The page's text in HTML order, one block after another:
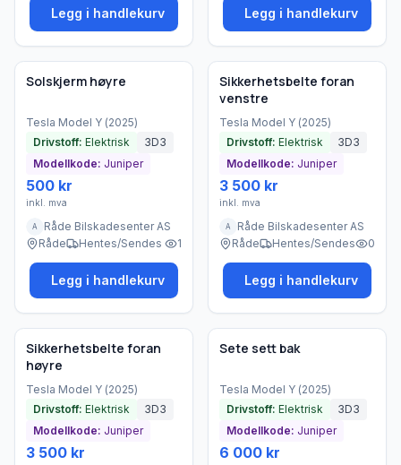
Legg i handlekurv Legg i handlekurv
Brukt - som ny
Bedrift
Solskjerm høyre
Tesla Model Y (2025)
Drivstoff: Elektrisk
3D3
Modellkode: Juniper
500 kr
inkl. mva
A
Råde Bilskadesenter AS
Råde
Hentes/Sendes 1
Legg i handlekurv
Brukt - som ny
Bedrift
Sikkerhetsbelte foran
venstre
Tesla Model Y (2025)
Drivstoff: Elektrisk
3D3
Modellkode: Juniper
3 500 kr
inkl. mva
A
Råde Bilskadesenter AS
Råde
Hentes/Sendes 0
Legg i handlekurv
Brukt - som ny
Bedrift
Sikkerhetsbelte foran
høyre
Tesla Model Y (2025)
Drivstoff: Elektrisk
3D3
Modellkode: Juniper
3 500 kr
Brukt - som ny
Bedrift
Sete sett bak
Tesla Model Y (2025)
Drivstoff: Elektrisk
3D3
Modellkode: Juniper
6 000 kr